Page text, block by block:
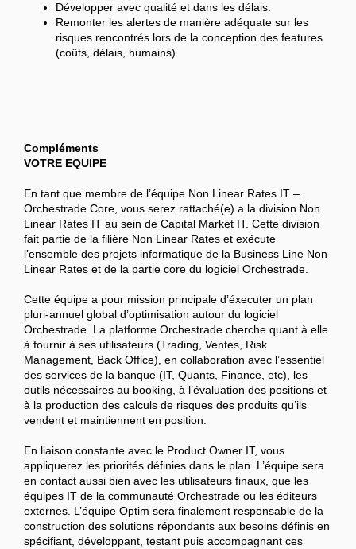
Développer avec qualité et dans les délais.
Remonter les alertes de manière adéquate sur les
risques rencontrés lors de la conception des features
(coûts, délais, humains).
Compléments
VOTRE EQUIPE
En tant que membre de l’équipe Non Linear Rates IT –
Orchestrade Core, vous serez rattaché(e) a la division Non
Linear Rates IT au sein de Capital Market IT. Cette division
fait partie de la filière Non Linear Rates et exécute
l’ensemble des projets informatique de la Business Line Non
Linear Rates et de la partie core du logiciel Orchestrade.
Cette équipe a pour mission principale d’éxecuter un plan
pluri-annuel global d’optimisation autour du logiciel
Orchestrade. La platforme Orchestrade cherche quant à elle
à fournir à ses utilisateurs (Trading, Ventes, Risk
Management, Back Office), en collaboration avec l’essentiel
des services de la banque (IT, Quants, Finance, etc), les
outils nécessaires au booking, à l’évaluation des positions et
à la production des calculs de risques des produits qu’ils
vendent et maintiennent en position.
En liaison constante avec le Product Owner IT, vous
appliquerez les priorités définies dans le plan. L’équipe sera
en contact aussi bien avec les utilisateurs finaux, que les
équipes IT de la communauté Orchestrade ou les éditeurs
externes. L’équipe Optim sera finalement responsable de la
construction des solutions répondants aux besoins définis en
spécifiant, développant, testant puis accompagnant ces